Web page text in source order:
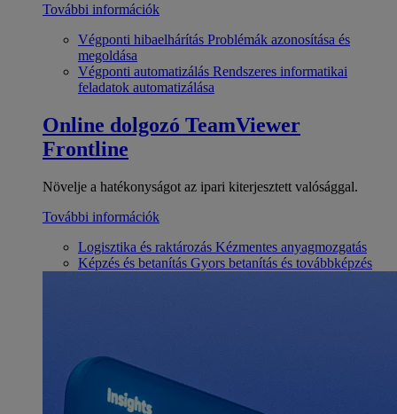
További információk
Végponti hibaelhárítás Problémák azonosítása és
megoldása
Végponti automatizálás Rendszeres informatikai
feladatok automatizálása
Online dolgozó TeamViewer
Frontline
Növelje a hatékonyságot az ipari kiterjesztett valósággal.
További információk
Logisztika és raktározás Kézmentes anyagmozgatás
Képzés és betanítás Gyors betanítás és továbbképzés